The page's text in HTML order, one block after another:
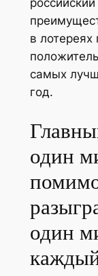
в лотереях
самых
год.
один
один